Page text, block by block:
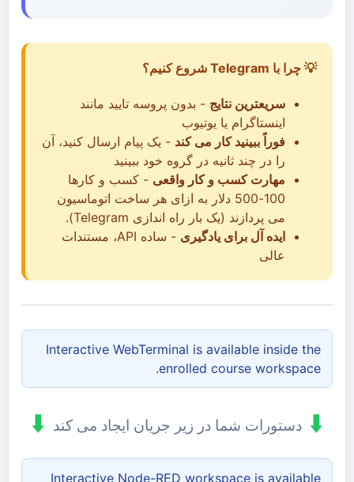
💡 چرا با Telegram شروع کنیم؟
سریعترین نتایج - بدون پروسه تایید مانند
اینستاگرام یا یوتیوب
فوراً ببینید کار می کند - یک پیام ارسال کنید، آن
را در چند ثانیه در گروه خود ببینید
مهارت کسب و کار واقعی - کسب و کارها
100-500 دلار به ازای هر ساخت اتوماسیون
می پردازند (یک بار راه اندازی Telegram).
ایده آل برای یادگیری
- ساده API، مستندات
عالی
Interactive WebTerminal is available inside the
enrolled course workspace.
⬇️دستورات شما در زیر جریان ایجاد می کند ⬇️
Interactive Node-RED workspace is available